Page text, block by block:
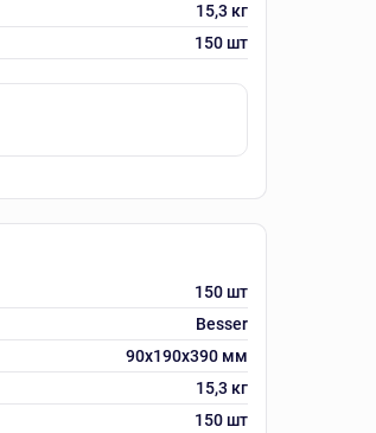
15,3 кг
150 шт
150 шт
Besser
90х190х390 мм
15,3 кг
150 шт